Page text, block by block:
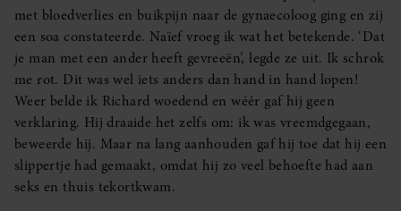
met bloedverlies en buikpijn naar de gynaecoloog ging en zij
een soa constateerde. Naïef vroeg ik wat het betekende. ‘Dat
je man met een ander heeft gevreeën’, legde ze uit. Ik schrok
me rot. Dit was wel iets anders dan hand in hand lopen!
Weer belde ik Richard woedend en wéér gaf hij geen
verklaring. Hij draaide het zelfs om: ik was vreemdgegaan,
beweerde hij. Maar na lang aanhouden gaf hij toe dat hij een
slippertje had gemaakt, omdat hij zo veel behoefte had aan
seks en thuis tekortkwam.